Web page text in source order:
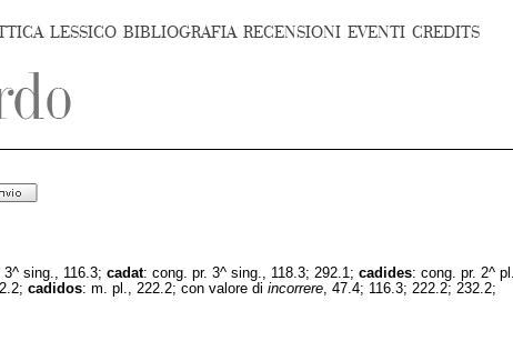
LESSICO BIBLIOGRAFIA RECENSIONI EVENTI CREDITS
sing., 116.3; cadat: cong. pr. 3^ sing., 118.3; 292.1; cadides: cong. pr. 2^ pl.,
cadidos: m. pl., 222.2; con valore di incorrere , 47.4; 116.3; 222.2; 232.2;